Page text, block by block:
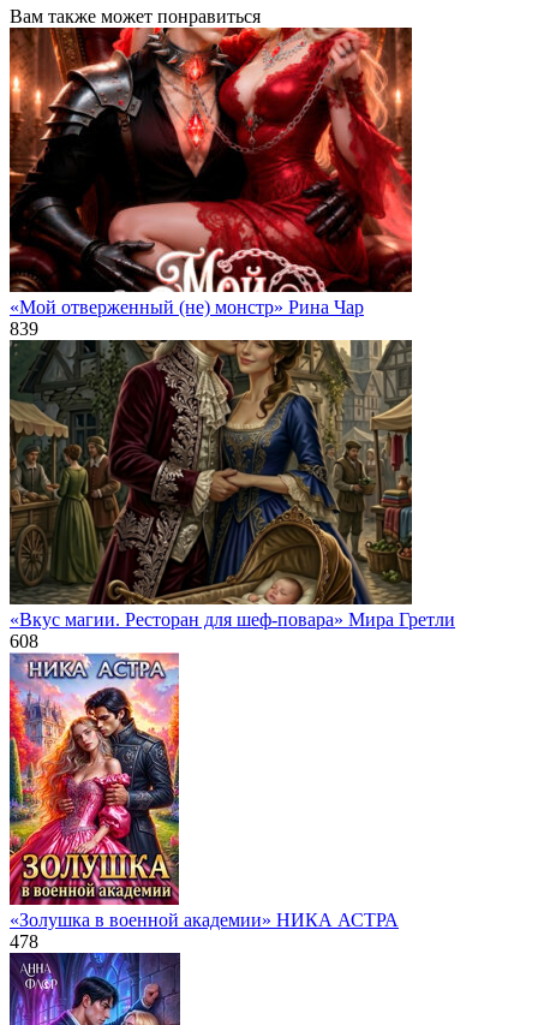
Вам также может понравиться
«Мой отверженный (не) монстр» Рина Чар
839
«Вкус магии. Ресторан для шеф-повара» Мира Гретли
608
«Золушка в военной академии» НИКА АСТРА
478